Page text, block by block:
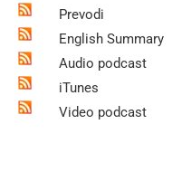
Prevodi
English Summary
Audio podcast
iTunes
Video podcast